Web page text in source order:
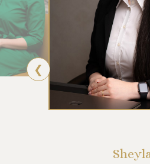
❮